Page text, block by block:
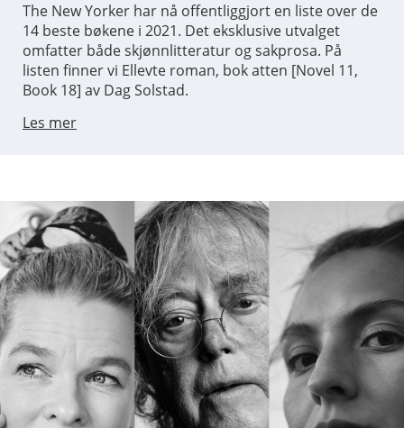
The New Yorker har nå offentliggjort en liste over de
14 beste bøkene i 2021. Det eksklusive utvalget
omfatter både skjønnlitteratur og sakprosa. På
listen finner vi Ellevte roman, bok atten [Novel 11,
Book 18] av Dag Solstad.
Les mer